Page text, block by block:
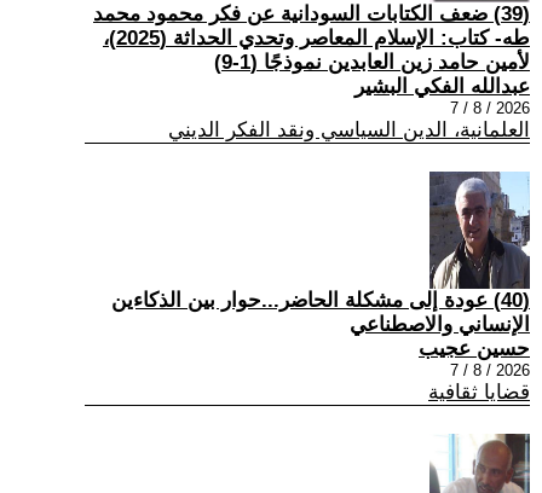
(39) ضعف الكتابات السودانية عن فكر محمود محمد
طه- كتاب: الإسلام المعاصر وتحدي الحداثة (2025)،
لأمين حامد زين العابدين نموذجًا (1-9)
عبدالله الفكي البشير
2026 / 8 / 7
العلمانية، الدين السياسي ونقد الفكر الديني
(40) عودة إلى مشكلة الحاضر...حوار بين الذكاءين
الإنساني والاصطناعي
حسين عجيب
2026 / 8 / 7
قضايا ثقافية